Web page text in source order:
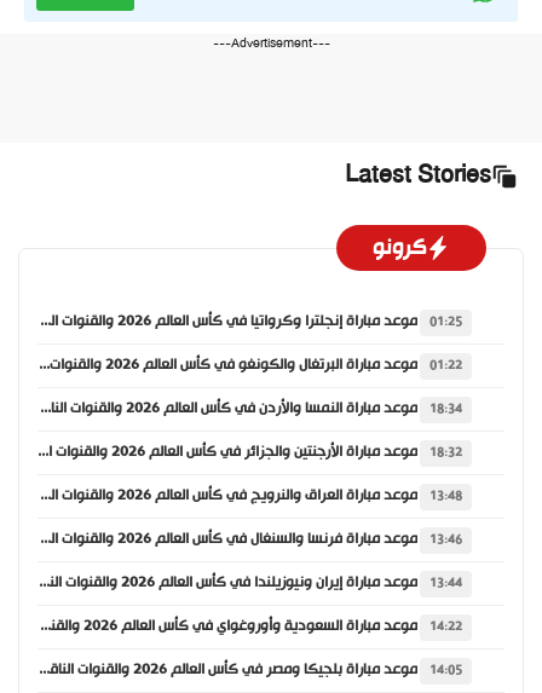
---Advertisement---
Latest Stories
كرونو
01:25 موعد مباراة إنجلترا وكرواتيا في كأس العالم 2026 والقنوات الناقلة
01:22 موعد مباراة البرتغال والكونغو في كأس العالم 2026 والقنوات الناقلة
18:34 موعد مباراة النمسا والأردن في كأس العالم 2026 والقنوات الناقلة
18:32 موعد مباراة الأرجنتين والجزائر في كأس العالم 2026 والقنوات الناقلة
13:48 موعد مباراة العراق والنرويج في كأس العالم 2026 والقنوات الناقلة
13:46 موعد مباراة فرنسا والسنغال في كأس العالم 2026 والقنوات الناقلة
13:44 موعد مباراة إيران ونيوزيلندا في كأس العالم 2026 والقنوات الناقلة
14:22 موعد مباراة السعودية وأوروغواي في كأس العالم 2026 والقنوات الناقلة
14:05 موعد مباراة بلجيكا ومصر في كأس العالم 2026 والقنوات الناقلة